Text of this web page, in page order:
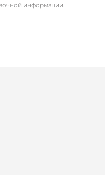
информации.